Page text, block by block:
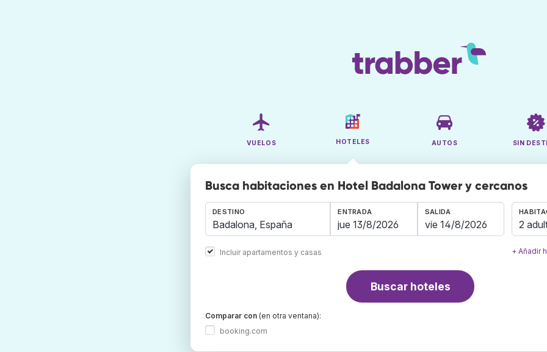
VUELOS HOTELES AUTOS SIN
Busca habitaciones en Hotel Badalona Tower y cercanos
DESTINO
Incluir apartamentos y casas
ENTRADA SALIDA
2
+ Añadir
Buscar hoteles
Comparar con (en otra ventana):
booking.com